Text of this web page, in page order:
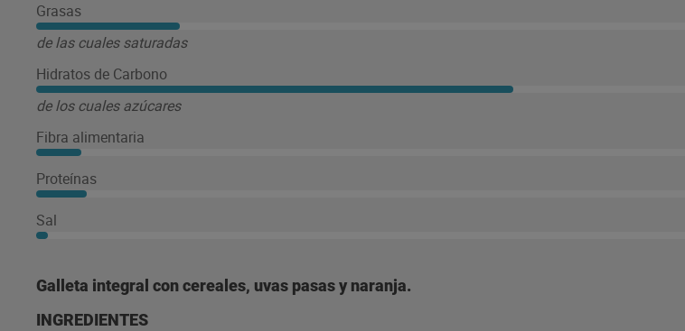
Grasas
de las cuales saturadas
Hidratos de Carbono
de los cuales azúcares
Fibra alimentaria
Proteínas
Sal
Galleta integral con cereales, uvas pasas y naranja.
INGREDIENTES